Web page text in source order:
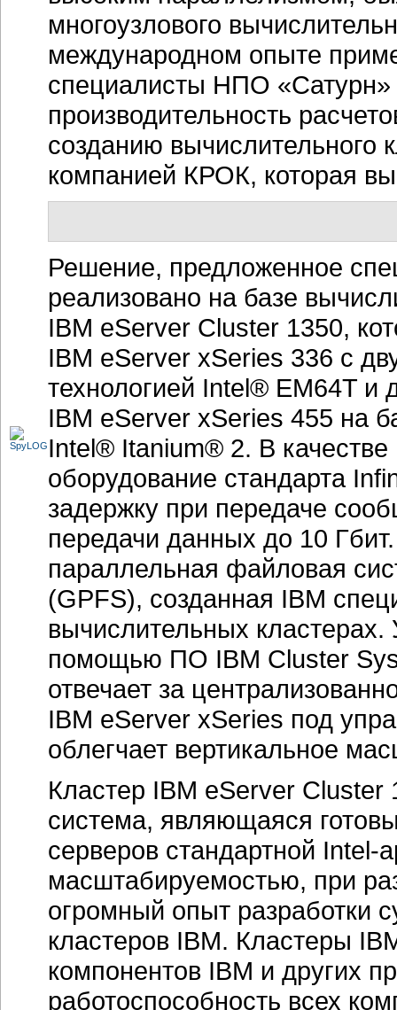
многоузлового
международном опыте
специалисты НПО «Сатурн»
производительность
созданию вычислительного
компанией КРОК, которая
Решение, предложенное
реализовано на базе
IBM eServer Cluster 1350,
IBM eServer xSeries 336 с
технологией Intel® EM64T и
IBM eServer xSeries 455 на
Intel® Itanium® 2. В качестве
оборудование стандарта
задержку при передаче
передачи данных до 10
параллельная файловая
(GPFS), созданная IBM
вычислительных кластерах.
помощью ПО IBM Cluster
отвечает за
IBM eServer xSeries под
облегчает вертикальное
Кластер IBM eServer
система, являющаяся
серверов стандартной Intel-
масштабируемостью, при
огромный опыт разработки
кластеров IBM. Кластеры
компонентов IBM и других
работоспособность всех